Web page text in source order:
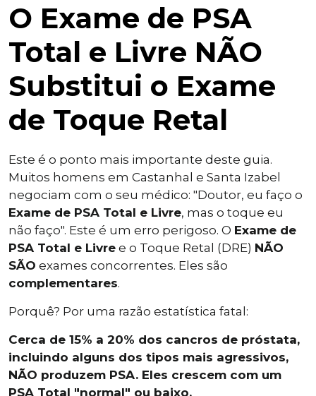
O Exame de PSA
Total e Livre NÃO
Substitui o Exame
de Toque Retal
Este é o ponto mais importante deste guia.
Muitos homens em Castanhal e Santa Izabel
negociam com o seu médico: "Doutor, eu faço o
Exame de PSA Total e Livre, mas o toque eu
não faço". Este é um erro perigoso. O Exame de
PSA Total e Livre e o Toque Retal (DRE) NÃO
SÃO exames concorrentes. Eles são
complementares.
Porquê? Por uma razão estatística fatal:
Cerca de 15% a 20% dos cancros de próstata,
incluindo alguns dos tipos mais agressivos,
NÃO produzem PSA. Eles crescem com um
PSA Total "normal" ou baixo.